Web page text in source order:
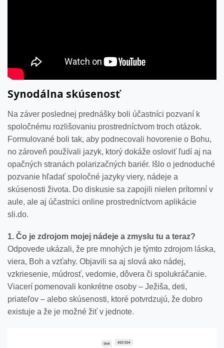
Synodálna skúsenosť
Na záver poslednej prednášky boli účastníci pozvaní k
spoločnému rozlišovaniu prostredníctvom troch otázok.
Formulované boli tak, aby podnecovali hovorenie o Bohu,
no zároveň používali jazyk, ktorý dokáže osloviť ľudí aj na
opačných stranách polarizačných bariér. Išlo o jednoduché
pozvanie hľadať spoločné jazyky viery, nádeje a
skúsenosti života. Do diskusie sa zapojili nielen prítomní v
aule, ale aj účastníci online prostredníctvom aplikácie
sli.do.
1. Čo je zdrojom mojej nádeje a zmyslu tu a teraz?
Odpovede ukázali, že pre mnohých je týmto zdrojom láska,
viera, Boh a vzťahy. Objavili sa aj slová ako nádej,
vzkriesenie, múdrosť, vedomie, dôvera či spolukráčanie.
Viacerí pomenovali konkrétne osoby – Ježiša, deti,
priateľov – alebo skúsenosti, ktoré potvrdzujú, že dobro
existuje a že je možné žiť v jednote.